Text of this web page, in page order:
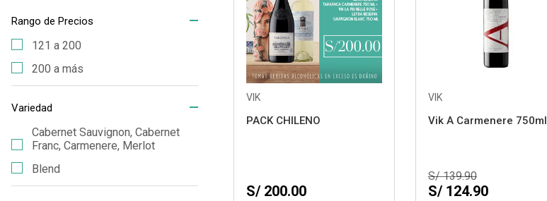
Rango de Precios
121 a 200
200 a más
Variedad
Cabernet Sauvignon, Cabernet
Franc, Carmenere, Merlot
Blend
VIK
PACK CHILENO
S/ 200.00
VIK
Vik A Carmenere 750ml
S/ 139.90
S/ 124.90